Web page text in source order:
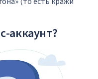
аккаунт?